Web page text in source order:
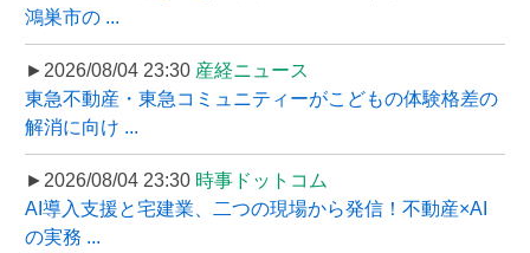
鴻巣市の ...
►2026/08/04 23:30 産経ニュース
東急不動産・東急コミュニティーがこどもの体験格差の
解消に向け ...
►2026/08/04 23:30 時事ドットコム
AI導入支援と宅建業、二つの現場から発信！不動産×AI
の実務 ...